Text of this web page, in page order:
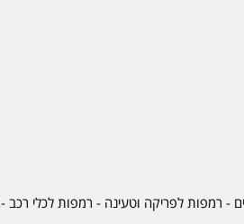
- רמפות לפריקה וטעינה - רמפות לכלי רכב -